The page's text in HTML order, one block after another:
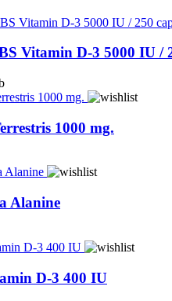
Vitamin D-3 5000 IU /
1000 mg.
Alanine
D-3 400 IU